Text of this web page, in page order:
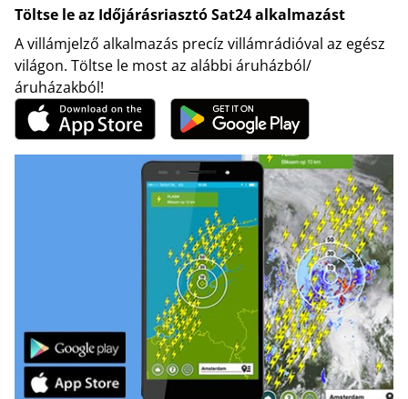
Töltse le az Időjárásriasztó Sat24 alkalmazást
A villámjelző alkalmazás precíz villámrádióval az egész
világon. Töltse le most az alábbi áruházból/
áruházakból!